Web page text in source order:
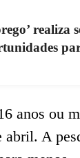
realiza
anos ou
A